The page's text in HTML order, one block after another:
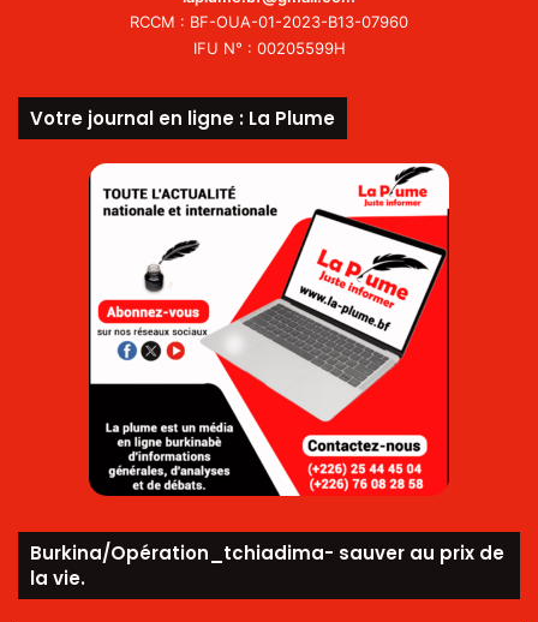
RCCM : BF-OUA-01-2023-B13-07960
IFU N° : 00205599H
Votre journal en ligne : La Plume
Burkina/Opération_tchiadima- sauver au prix de
la vie.